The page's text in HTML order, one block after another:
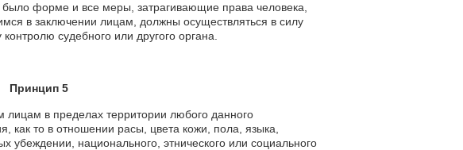
форме и все меры, затрагивающие права человека,
в заключении лицам, должны осуществляться в силу
судебного или другого органа.
Принцип 5
в пределах территории любого данного
как то в отношении расы, цвета кожи, пола, языка,
убеждении, национального, этнического или социального